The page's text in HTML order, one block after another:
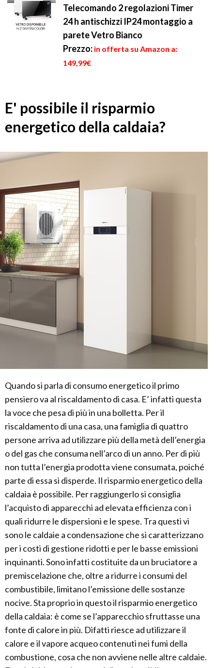
Telecomando 2 regolazioni Timer
24 h antischizzi IP24 montaggio a
parete Vetro Bianco
Prezzo: in offerta su Amazon a:
149,99€
E' possibile il risparmio
energetico della caldaia?
Quando si parla di consumo energetico il primo
pensiero va al riscaldamento di casa. E’ infatti questa
la voce che pesa di più in una bolletta. Per il
riscaldamento di una casa, una famiglia di quattro
persone arriva ad utilizzare più della metà dell’energia
o del gas che consuma nell’arco di un anno. Per di più
non tutta l’energia prodotta viene consumata, poiché
parte di essa si disperde. Il risparmio energetico della
caldaia è possibile. Per raggiungerlo si consiglia
l’acquisto di apparecchi ad elevata efficienza con i
quali ridurre le dispersioni e le spese. Tra questi vi
sono le caldaie a condensazione che si caratterizzano
per i costi di gestione ridotti e per le basse emissioni
inquinanti. Sono infatti costituite da un bruciatore a
premiscelazione che, oltre a ridurre i consumi del
combustibile, limitano l’emissione delle sostanze
nocive. Sta proprio in questo il risparmio energetico
della caldaia: è come se l’apparecchio sfruttasse una
fonte di calore in più. Difatti riesce ad utilizzare il
calore e il vapore acqueo contenuti nei fumi della
combustione, cosa che non avviene nelle altre caldaie.